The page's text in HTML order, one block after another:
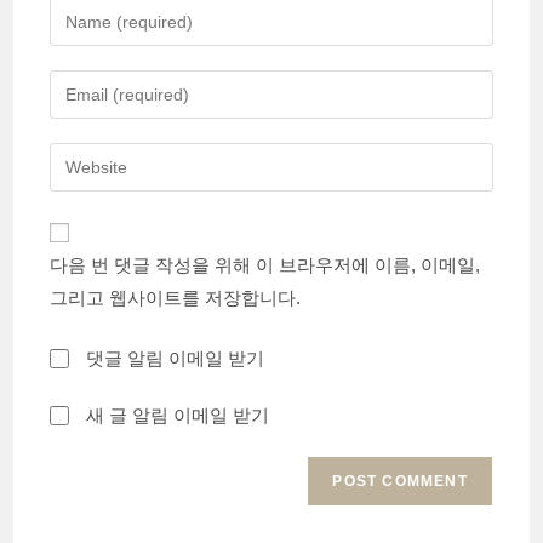
your
name
comment
your
email
address
your
URL
(optional)
다음 번 댓글 작성을 위해 이 브라우저에 이름, 이메일,
그리고 웹사이트를 저장합니다.
댓글 알림 이메일 받기
새 글 알림 이메일 받기